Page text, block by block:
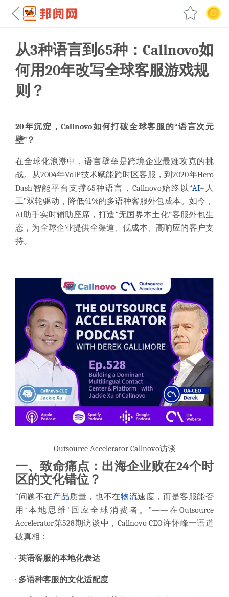
从3种语言到65种：Callnovo如
何用20年改写全球客服游戏规
则？
20年沉淀，Callnovo如何打破全球客服的“语言次元
壁”？
在全球化浪潮中，语言壁垒是跨境企业最难攻克的挑
战。从2004年VoIP技术赋能跨时区客服，到2020年Hero
Dash智能平台支撑65种语言，Callnovo始终以“AI+人
工”双轮驱动，降低41%的多语种客服外包成本。如今，
AI助手实时辅助座席，打造“无国界本土化”客服外包生
态，为全球企业提供全渠道、低成本、高响应的客户支
持。
Outsource Accelerator Callnovo访谈
一、致命痛点：出海企业败在24个时
区的文化错位？
“问题不在产品质量，也不在物流速度，而是客服能否
用‘本地思维’回应全球消费者。”——在Outsource
Accelerator第528期访谈中，Callnovo CEO许怀峰一语道
破真相：
· 英语客服的本地化表达
· 多语种客服的文化适配度